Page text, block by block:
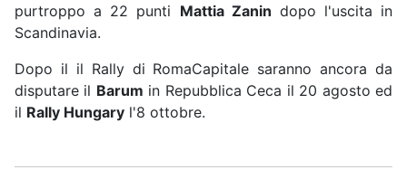
purtroppo a 22 punti Mattia Zanin dopo l'uscita in
Scandinavia.
Dopo il il Rally di RomaCapitale saranno ancora da
disputare il Barum in Repubblica Ceca il 20 agosto ed
il Rally Hungary l'8 ottobre.